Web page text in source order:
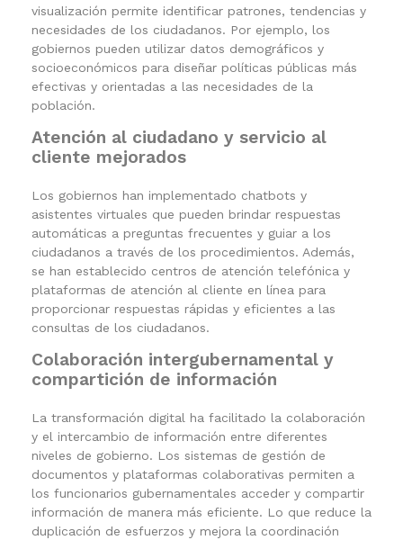
visualización permite identificar patrones, tendencias y
necesidades de los ciudadanos. Por ejemplo, los
gobiernos pueden utilizar datos demográficos y
socioeconómicos para diseñar políticas públicas más
efectivas y orientadas a las necesidades de la
población.
Atención al ciudadano y servicio al
cliente mejorados
Los gobiernos han implementado chatbots y
asistentes virtuales que pueden brindar respuestas
automáticas a preguntas frecuentes y guiar a los
ciudadanos a través de los procedimientos. Además,
se han establecido centros de atención telefónica y
plataformas de atención al cliente en línea para
proporcionar respuestas rápidas y eficientes a las
consultas de los ciudadanos.
Colaboración intergubernamental y
compartición de información
La transformación digital ha facilitado la colaboración
y el intercambio de información entre diferentes
niveles de gobierno. Los sistemas de gestión de
documentos y plataformas colaborativas permiten a
los funcionarios gubernamentales acceder y compartir
información de manera más eficiente. Lo que reduce la
duplicación de esfuerzos y mejora la coordinación